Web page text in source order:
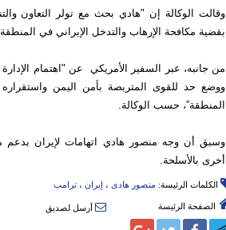
وقالت الوكالة إن "هادي بحث مع تولر التعاون
بقضية مكافحة الإرهاب والتدخل الإيراني في
من جانبه، عبر السفير الأمريكي عن "اهتمام الإدارة
ووضع حد للقوى المتربصة بأمن اليمن واستقراره
المنطقة”، حسب الوكالة.
وسبق أن وجه منصور هادي اتهامات لإيران
أخرى بالأسلحة.
الكلمات الرئيسة: منصور هادی، إیران، ترامب
الصفحة الرئيسة أرسل لصديق